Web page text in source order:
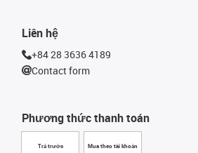
Phương thức thanh toán
Trả trước Mua theo tài khoản
Liên hệ
+84 28 3636 4189
Contact form